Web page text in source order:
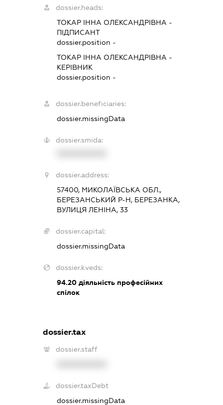
dossier.heads:
ТОКАР ІННА ОЛЕКСАНДРІВНА -
ПІДПИСАНТ
dossier.position -
ТОКАР ІННА ОЛЕКСАНДРІВНА -
КЕРІВНИК
dossier.position -
dossier.beneficiaries:
dossier.missingData
dossier.smida:
dossier.address:
57400, МИКОЛАЇВСЬКА ОБЛ.,
БЕРЕЗАНСЬКИЙ Р-Н, БЕРЕЗАНКА,
ВУЛИЦЯ ЛЕНІНА, 33
dossier.capital:
dossier.missingData
dossier.kveds:
94.20 діяльність професійних
спілок
dossier.tax
dossier.staff
dossier.taxDebt
dossier.missingData